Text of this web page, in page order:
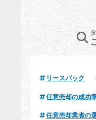
リースバック
任意売却の成功
任意売却業者の